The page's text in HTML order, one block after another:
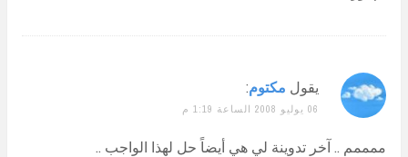
يقول مكتوم:
06 يوليو 2008 الساعة 1:19 م
ممممم .. آخر تدوينة لي هي أيضاً حل لهذا الواجب ..